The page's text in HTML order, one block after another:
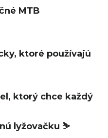
MTB
ktoré používajú
ktorý chce každý
lyžovačku ⛷️